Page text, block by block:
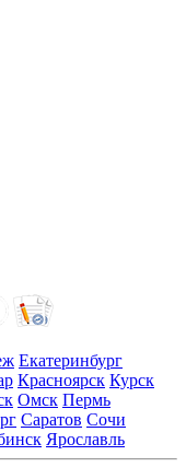
Екатеринбург
Красноярск Курск
Омск Пермь
Саратов Сочи
Ярославль